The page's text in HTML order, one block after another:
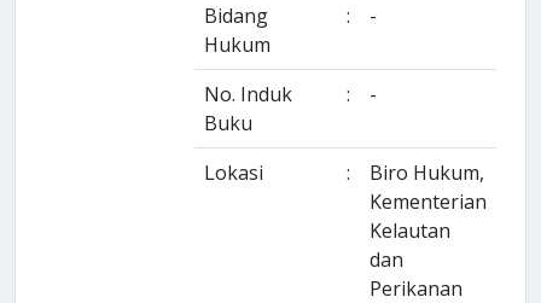
Bidang
Hukum
: -
No. Induk
Buku
: -
Lokasi :
Biro Hukum,
Kementerian
Kelautan
dan
Perikanan